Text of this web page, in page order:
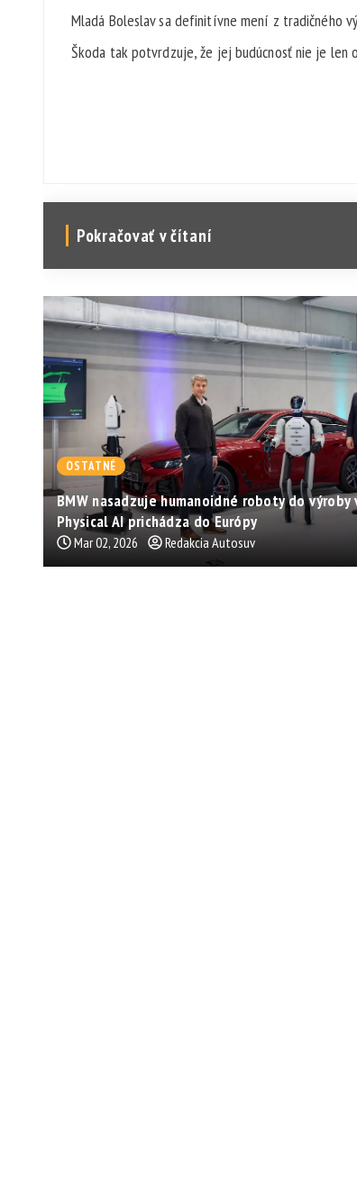
Mladá Boleslav sa definitívne mení z tradičného
Škoda tak potvrdzuje, že jej budúcnosť nie je len
Pokračovať v čítaní
OSTATNÉ
BMW nasadzuje humanoidné roboty do výroby
Physical AI prichádza do Európy
Mar 02, 2026 Redakcia Autosuv